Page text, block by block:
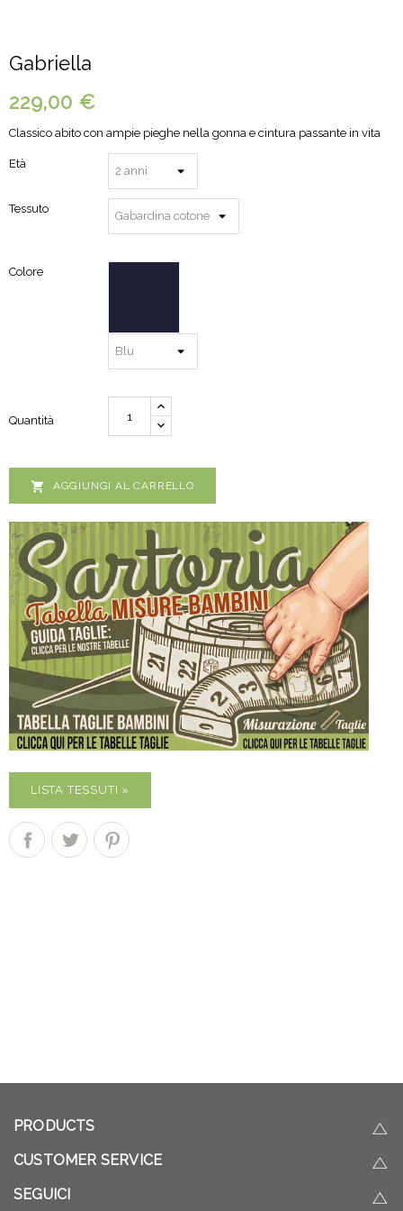
Gabriella
229,00 €
Classico abito con ampie pieghe nella gonna e cintura passante in vita
Età
Tessuto
Colore
Quantità
 AGGIUNGI AL CARRELLO
LISTA TESSUTI »
PRODUCTS
CUSTOMER SERVICE
SEGUICI